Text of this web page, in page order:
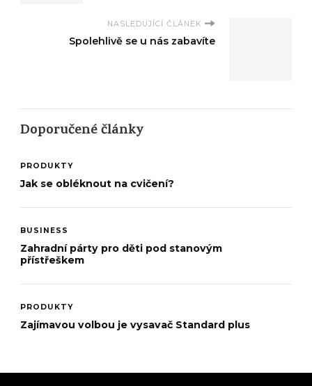
NASLEDUJÍCÍ ČLÁNEK
Spolehlivě se u nás zabavíte
Doporučené články
PRODUKTY
Jak se obléknout na cvičení?
BUSINESS
Zahradní párty pro děti pod stanovým
přístřeškem
PRODUKTY
Zajímavou volbou je vysavač Standard plus